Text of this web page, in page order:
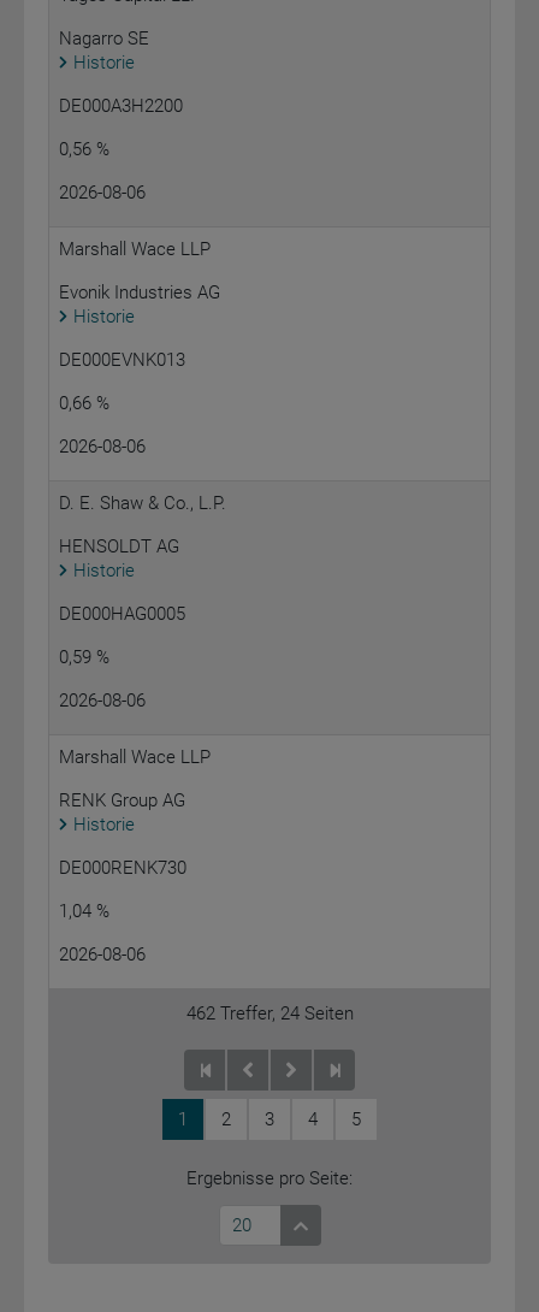
Nagarro SE
Historie
DE000A3H2200
0,56 %
2026-08-06
Marshall Wace LLP
Evonik Industries AG
Historie
DE000EVNK013
0,66 %
2026-08-06
D. E. Shaw & Co., L.P.
HENSOLDT AG
Historie
DE000HAG0005
0,59 %
2026-08-06
Marshall Wace LLP
RENK Group AG
Historie
DE000RENK730
1,04 %
2026-08-06
462Treffer, 24Seiten
1 2 3 4 5
Ergebnisse pro Seite:
20